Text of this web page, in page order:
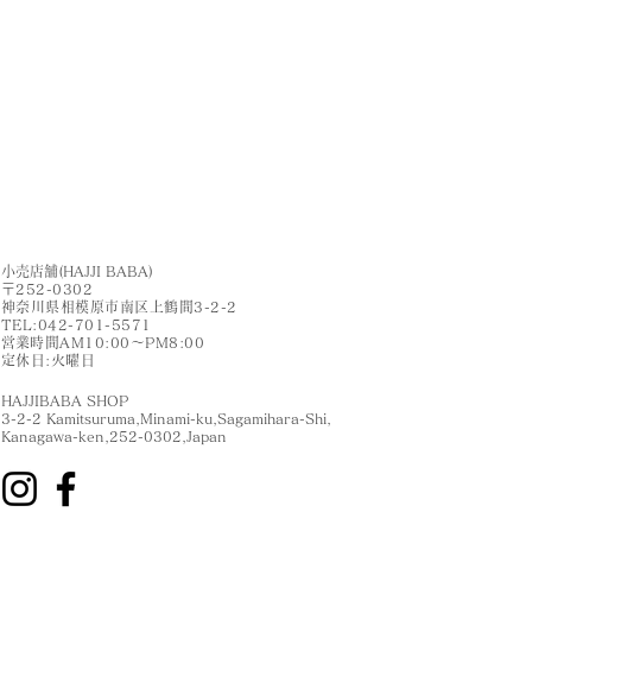
小売店舗(HAJJI BABA)
〒252-0302
神奈川県相模原市南区上鶴間3-2-2
​TEL:042-701-5571
​営業時間AM10:00〜PM8:00
​定休日:火曜日
HAJJIBABA SHOP
3-2-2 Kamitsuruma,Minami-ku,Sagamihara-Shi,
​Kanagawa-ken,252-0302,Japan